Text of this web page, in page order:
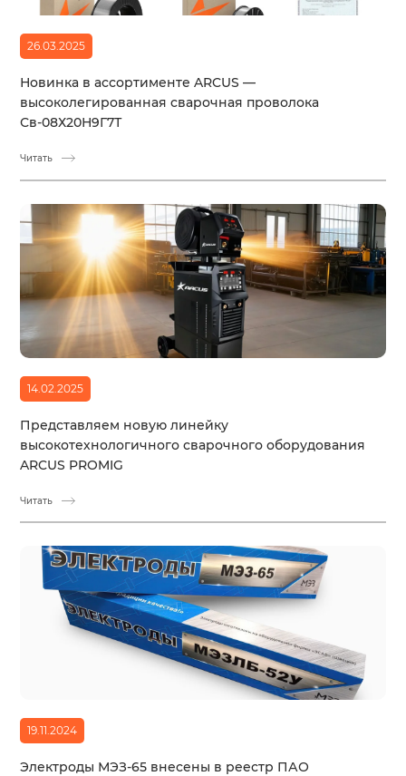
26.03.2025
Новинка в ассортименте ARCUS —
высоколегированная сварочная проволока
Св-08Х20Н9Г7Т
Читать
14.02.2025
Представляем новую линейку
высокотехнологичного сварочного оборудования
ARCUS PROMIG
Читать
19.11.2024
Электроды МЭЗ-65 внесены в реестр ПАО